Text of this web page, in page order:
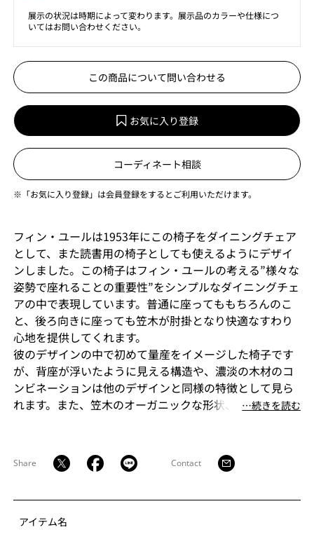
展示の状況は時期によって変わります。展示品のカラーや仕様につ
いてはお問い合わせください。
この商品について問い合わせる
お気に入り登録
コーディネート相談
※「お気に入り登録」は会員登録をするとご利用いただけます。
フィン・ユールは1953年にこの椅子をダイニングチェア
として、また読書用の椅子としても使えるようにデザイ
ンしました。この椅子はフィン・ユールの考える”様々な
姿勢で座れることの重要性”をシンプルなダイニングチェ
アの中で表現しています。普通に座ってももちろんのこ
と、後ろ向きに座っても笠木が肘掛となり快適なすわり
心地を提供してくれます。
彼のデザインの中で初めて量産をイメージした椅子です
が、背座が浮いたように見える構造や、濃淡の木材のコ
ンビネーションは他のデザインと同様の特徴として見ら
れます。また、笠木のオーガニックな形状、一枚の中に
⋯続きを読む
Share Contact
アイテム名